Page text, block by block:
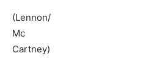
(Lennon/
Mc
Cartney)